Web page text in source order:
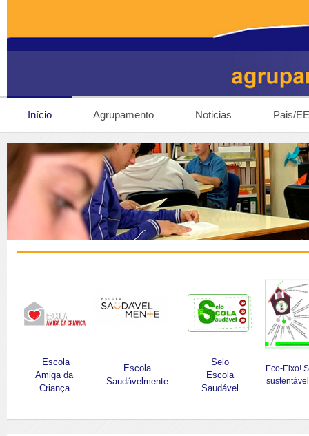
Início Agrupamento Noticias Pais/EE
Escola
Amiga da
Criança
Escola
Saudávelmente
Selo
Escola
Saudável
Eco-Eixo!